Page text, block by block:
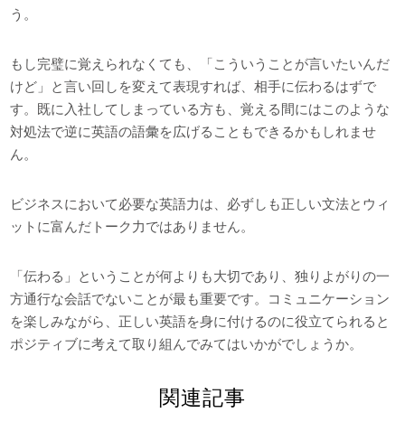
う。
もし完璧に覚えられなくても、「こういうことが言いたいんだ
けど」と言い回しを変えて表現すれば、相手に伝わるはずで
す。既に入社してしまっている方も、覚える間にはこのような
対処法で逆に英語の語彙を広げることもできるかもしれませ
ん。
ビジネスにおいて必要な英語力は、必ずしも正しい文法とウィ
ットに富んだトーク力ではありません。
「伝わる」ということが何よりも大切であり、独りよがりの一
方通行な会話でないことが最も重要です。コミュニケーション
を楽しみながら、正しい英語を身に付けるのに役立てられると
ポジティブに考えて取り組んでみてはいかがでしょうか。
関連記事